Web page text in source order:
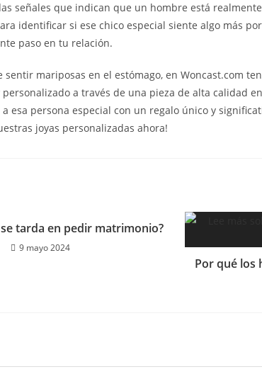
señales que indican que un hombre está
identificar si ese chico especial siente algo más
paso en tu relación.
mariposas en el estómago, en Woncast.com
a través de una pieza de alta calidad
esa persona especial con un regalo único y
joyas personalizadas ahora!
tarda en pedir matrimonio?
9 mayo 2024
Por qué los